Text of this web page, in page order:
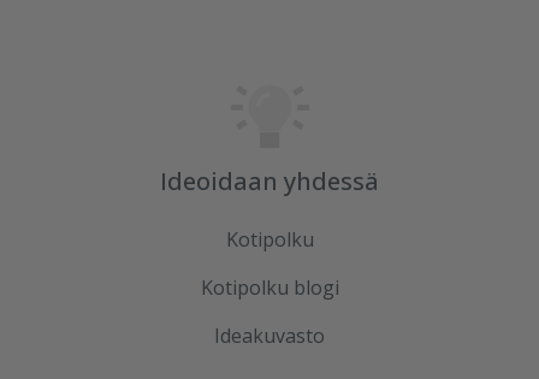
Ideoidaan yhdessä
Kotipolku
Kotipolku blogi
Ideakuvasto